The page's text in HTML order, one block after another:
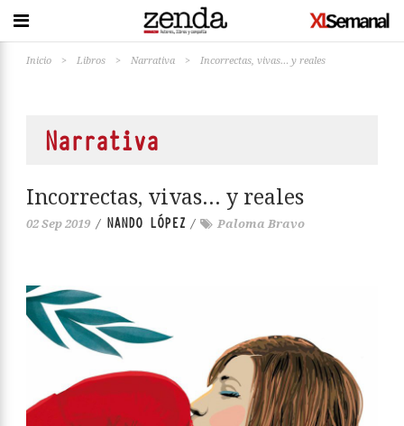
Inicio > Libros > Narrativa > Incorrectas, vivas… y reales
Narrativa
Incorrectas, vivas… y reales
02 Sep 2019 / NANDO LÓPEZ / Paloma Bravo